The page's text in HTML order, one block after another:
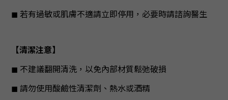
◼︎ 若有過敏或肌膚不適請立即停用，必要時請諮詢醫生
【清潔注意】
◼︎ 不建議翻開清洗，以免內部材質鬆弛破損
◼︎ 請勿使用酸鹼性清潔劑、熱水或酒精